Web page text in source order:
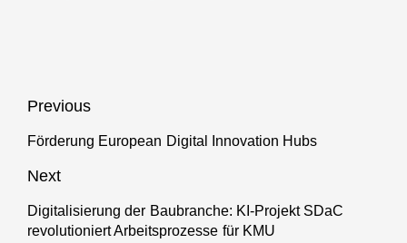
Beitragsnavigation
Previous
Previous
Förderung European Digital Innovation Hubs
Next
Next
post:
Digitalisierung der Baubranche: KI-Projekt SDaC
revolutioniert Arbeitsprozesse für KMU